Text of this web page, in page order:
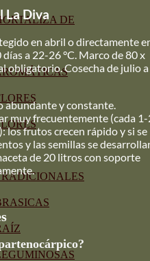
DE
La Diva
en abril o directamente
a 22-26 °C. Marco de 80 x
obligatorio. Cosecha de julio a
abundante y constante.
muy frecuentemente (cada
los frutos crecen rápido y si se
y las semillas se
de 20 litros con soporte